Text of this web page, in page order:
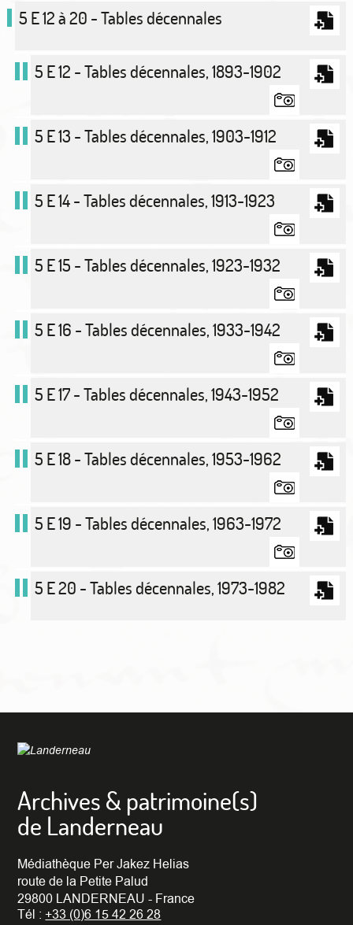
5 E 12 à 20 - Tables décennales
5 E 12 - Tables décennales, 1893-1902
5 E 13 - Tables décennales, 1903-1912
5 E 14 - Tables décennales, 1913-1923
5 E 15 - Tables décennales, 1923-1932
5 E 16 - Tables décennales, 1933-1942
5 E 17 - Tables décennales, 1943-1952
5 E 18 - Tables décennales, 1953-1962
5 E 19 - Tables décennales, 1963-1972
5 E 20 - Tables décennales, 1973-1982
Archives & patrimoine(s)
de Landerneau
Médiathèque Per Jakez Helias
route de la Petite Palud
29800 LANDERNEAU - France
Tél :+33 (0)6 15 42 26 28